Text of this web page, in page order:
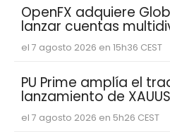
OpenFX adquiere
lanzar cuentas
empresas fintech
el 7 agosto 2026 en 15h36 CEST
PU Prime amplía el
lanzamiento de
el 7 agosto 2026 en 5h26 CEST